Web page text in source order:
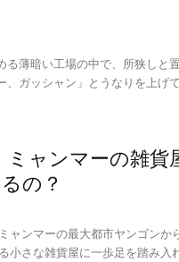
薄暗い工場の中で、所狭しと
ガッシャン」とうなりを上げて
ミャンマーの雑貨
の？
ャンマーの最大都市ヤンゴンか
さな雑貨屋に一歩足を踏み入